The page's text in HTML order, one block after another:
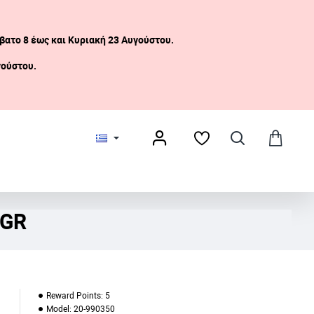
8 έως και Κυριακή 23 Αυγούστου.
Reward Points: 5
Model: 20-990350